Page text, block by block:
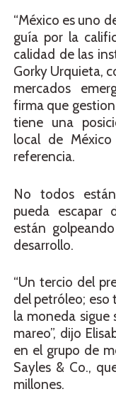
“México es uno
guía por la
calidad de las
Gorky Urquieta,
mercados
firma que
tiene una
local de
referencia.
No todos
pueda escapar
están
desarrollo.
“Un tercio del
del petróleo; eso
la moneda sigue
mareo”, dijo
en el grupo de
Sayles & Co.,
millones.